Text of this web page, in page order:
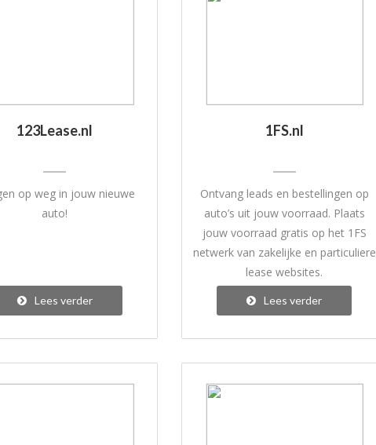
123Lease.nl
op weg in jouw nieuwe
auto!
Lees verder
1FS.nl
Ontvang leads en bestellingen op
auto’s uit jouw voorraad. Plaats
jouw voorraad gratis op het 1FS
netwerk van zakelijke en particuliere
lease websites.
Lees verder